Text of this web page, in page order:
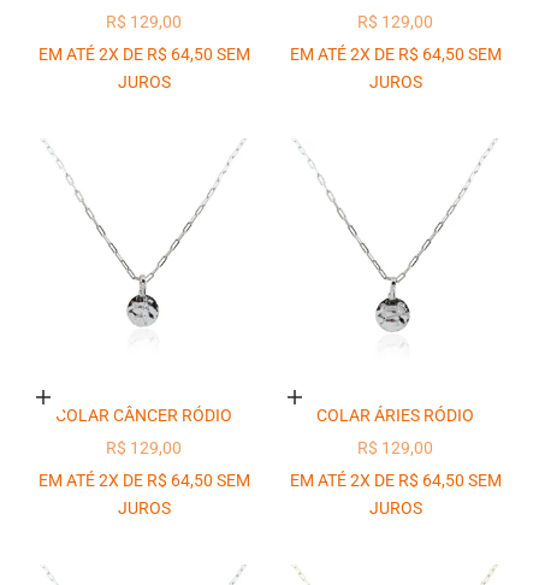
PREÇO PROMOCIONAL
R$ 129,00
EM ATÉ 2X DE R$ 64,50 SEM
JUROS
PREÇO PROMOCIONAL
R$ 129,00
EM ATÉ 2X DE R$ 64,50 SEM
JUROS
Adicionar ao carrinho
COLAR CÂNCER RÓDIO
PREÇO PROMOCIONAL
R$ 129,00
EM ATÉ 2X DE R$ 64,50 SEM
JUROS
Adicionar ao carrinho
COLAR ÁRIES RÓDIO
PREÇO PROMOCIONAL
R$ 129,00
EM ATÉ 2X DE R$ 64,50 SEM
JUROS